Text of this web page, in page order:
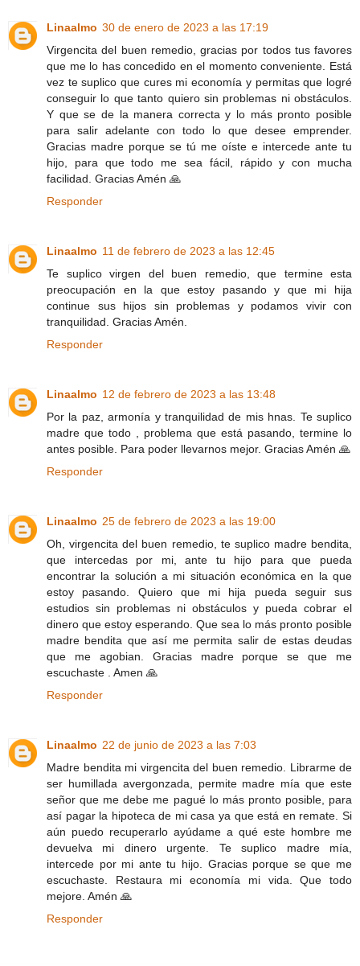
Linaalmo 30 de enero de 2023 a las 17:19
Virgencita del buen remedio, gracias por todos tus favores
que me lo has concedido en el momento conveniente. Está
vez te suplico que cures mi economía y permitas que logré
conseguir lo que tanto quiero sin problemas ni obstáculos.
Y que se de la manera correcta y lo más pronto posible
para salir adelante con todo lo que desee emprender.
Gracias madre porque se tú me oíste e intercede ante tu
hijo, para que todo me sea fácil, rápido y con mucha
facilidad. Gracias Amén 🙏
Responder
Linaalmo 11 de febrero de 2023 a las 12:45
Te suplico virgen del buen remedio, que termine esta
preocupación en la que estoy pasando y que mi hija
continue sus hijos sin problemas y podamos vivir con
tranquilidad. Gracias Amén.
Responder
Linaalmo 12 de febrero de 2023 a las 13:48
Por la paz, armonía y tranquilidad de mis hnas. Te suplico
madre que todo , problema que está pasando, termine lo
antes posible. Para poder llevarnos mejor. Gracias Amén 🙏
Responder
Linaalmo 25 de febrero de 2023 a las 19:00
Oh, virgencita del buen remedio, te suplico madre bendita,
que intercedas por mi, ante tu hijo para que pueda
encontrar la solución a mi situación económica en la que
estoy pasando. Quiero que mi hija pueda seguir sus
estudios sin problemas ni obstáculos y pueda cobrar el
dinero que estoy esperando. Que sea lo más pronto posible
madre bendita que así me permita salir de estas deudas
que me agobian. Gracias madre porque se que me
escuchaste . Amen 🙏
Responder
Linaalmo 22 de junio de 2023 a las 7:03
Madre bendita mi virgencita del buen remedio. Librarme de
ser humillada avergonzada, permite madre mía que este
señor que me debe me pagué lo más pronto posible, para
así pagar la hipoteca de mi casa ya que está en remate. Si
aún puedo recuperarlo ayúdame a qué este hombre me
devuelva mi dinero urgente. Te suplico madre mía,
intercede por mi ante tu hijo. Gracias porque se que me
escuchaste. Restaura mi economía mi vida. Que todo
mejore. Amén 🙏
Responder